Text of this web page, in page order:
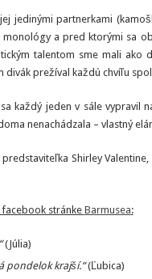
jedinými partnerkami
a pred ktorými sa
talentom sme mali
divák prežíval každú chvíľu
každý jeden v sále vypravil
nenachádzala – vlastný
Shirley
facebook stránke Barmusea:
(Júlia)
pondelok krajší.“(Ľubica)